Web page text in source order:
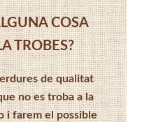
COSA
TROBES?
de qualitat
no es troba a la
i farem el possible